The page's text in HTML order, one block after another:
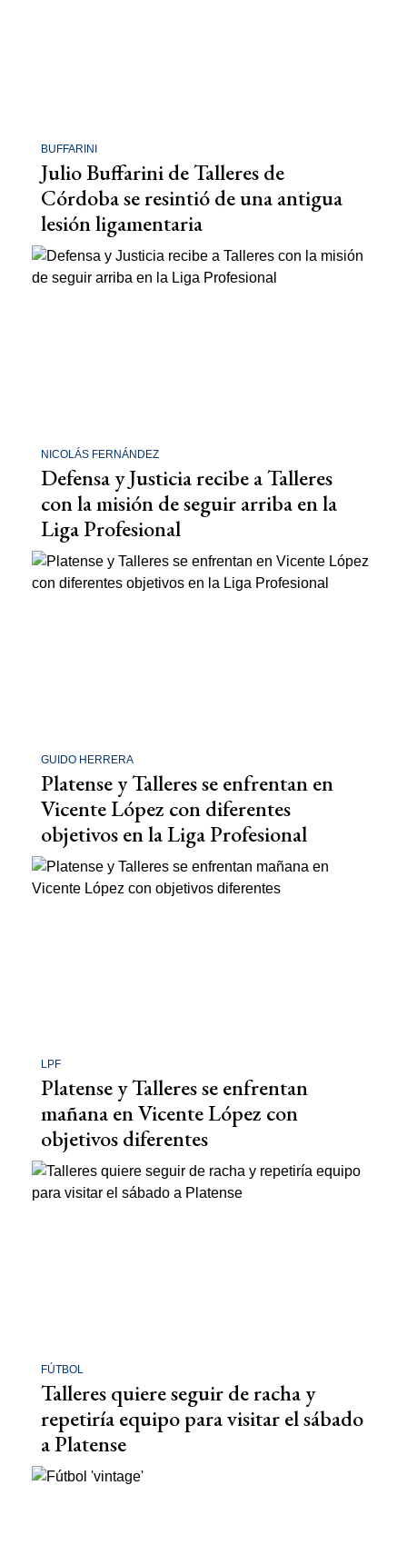
BUFFARINI
Julio Buffarini de Talleres de
Córdoba se resintió de una antigua
lesión ligamentaria
NICOLÁS FERNÁNDEZ
Defensa y Justicia recibe a Talleres
con la misión de seguir arriba en la
Liga Profesional
GUIDO HERRERA
Platense y Talleres se enfrentan en
Vicente López con diferentes
objetivos en la Liga Profesional
LPF
Platense y Talleres se enfrentan
mañana en Vicente López con
objetivos diferentes
FÚTBOL
Talleres quiere seguir de racha y
repetiría equipo para visitar el sábado
a Platense